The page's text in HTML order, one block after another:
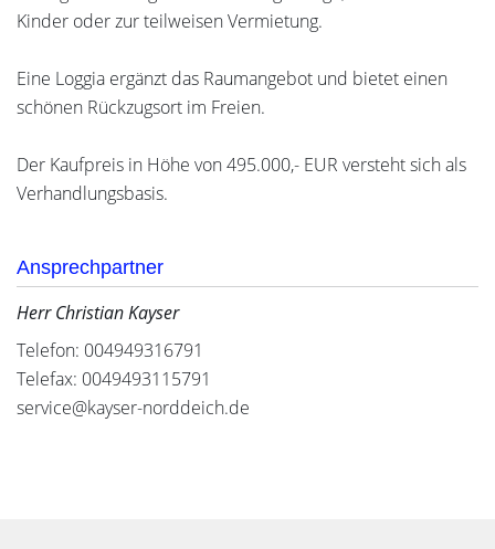
Kinder oder zur teilweisen Vermietung.
Eine Loggia ergänzt das Raumangebot und bietet einen
schönen Rückzugsort im Freien.
Der Kaufpreis in Höhe von 495.000,- EUR versteht sich als
Verhandlungsbasis.
Ansprechpartner
Herr Christian Kayser
Telefon: 004949316791
Telefax: 0049493115791
service@kayser-norddeich.de